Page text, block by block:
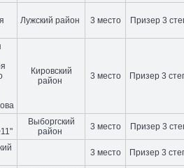
Лужский район 3 место Призер 3
Кировский
район
3 место Призер 3
Выборгский
район
3 место Призер 3
3 место Призер 3